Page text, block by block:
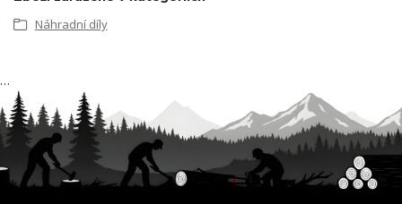
Náhradní díly
…